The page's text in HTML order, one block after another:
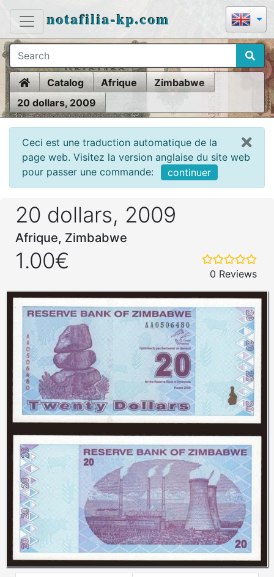
notafilia-kp.com
HomeCatalog Afrique
Zimbabwe
20 dollars, 2009
Ceci est une traduction automatique de la
page web. Visitez la version anglaise du site web
pour passer une commande:
continuer
20 dollars, 2009
Afrique, Zimbabwe
1.00€
0 Reviews